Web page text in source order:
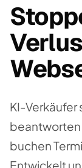
KI-Verkäufer
beantworten
buchen
Entwickelt